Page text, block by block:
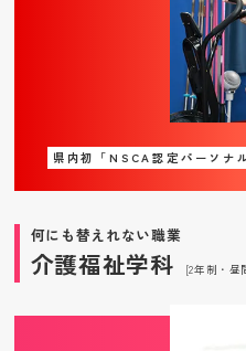
何にも替えれない職業
介護福祉学科 [2年制・昼
県内初「NSCA認定パーソナ